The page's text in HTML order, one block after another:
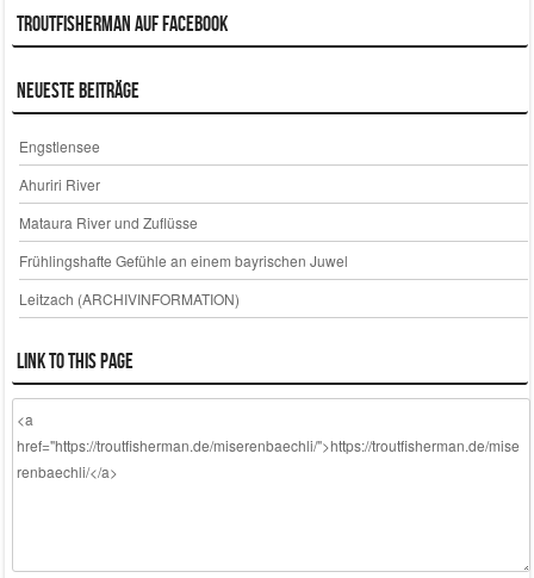
Troutfisherman auf Facebook
Neueste Beiträge
Engstlensee
Ahuriri River
Mataura River und Zuflüsse
Frühlingshafte Gefühle an einem bayrischen Juwel
Leitzach (ARCHIVINFORMATION)
Link to this page